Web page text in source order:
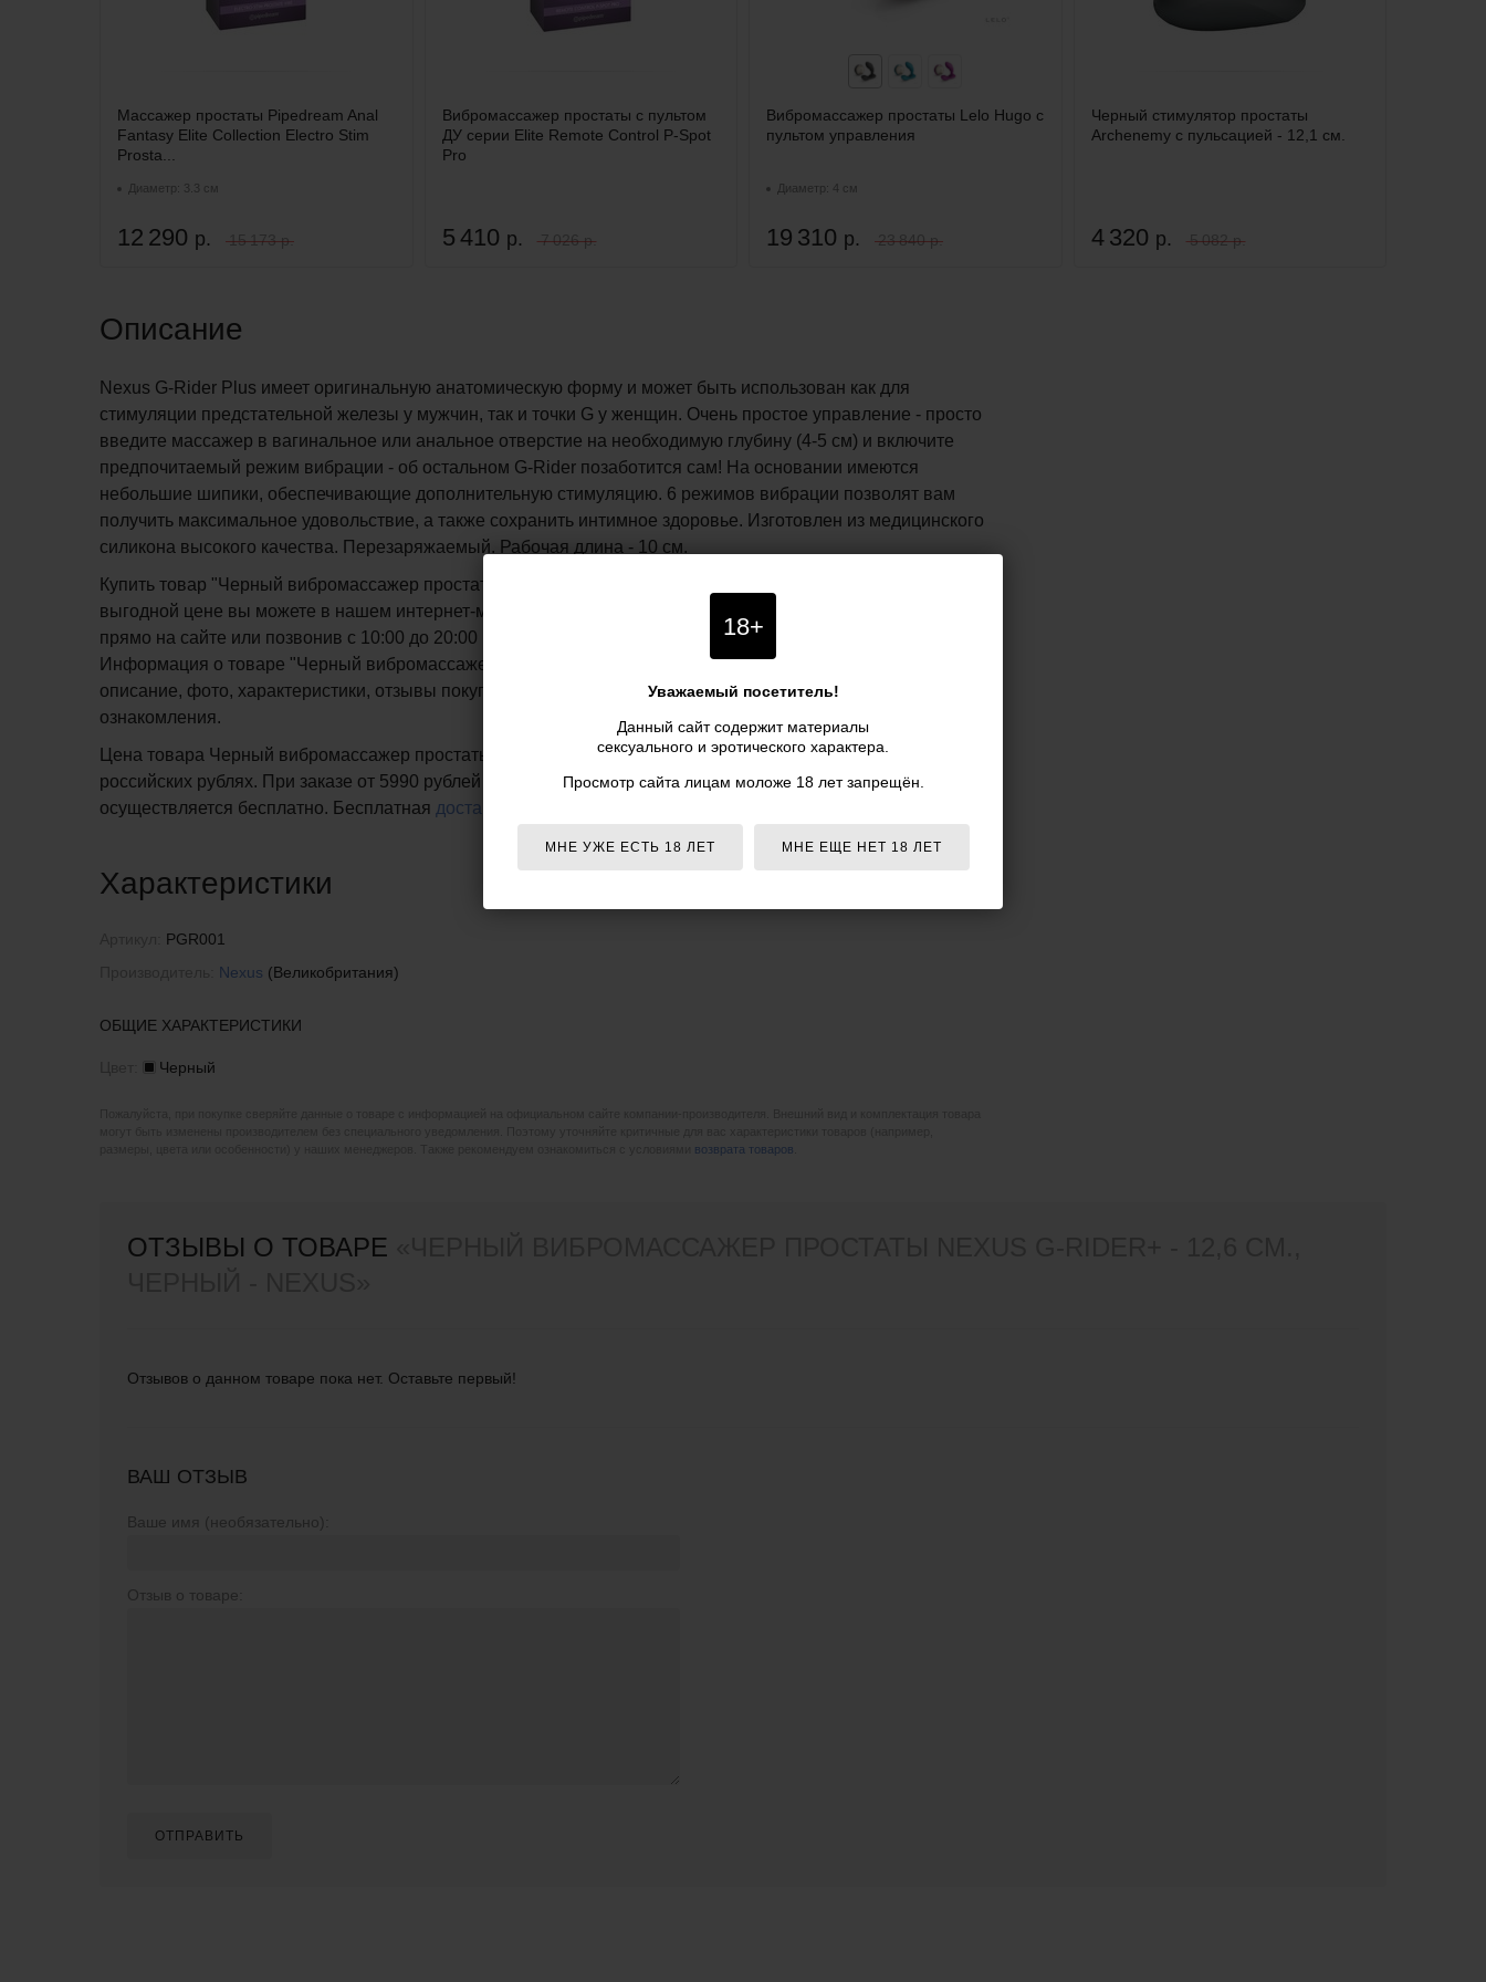
18+
Уважаемый посетитель!
Данный сайт содержит материалы
сексуального и эротического характера.
Просмотр сайта лицам моложе 18 лет запрещён.
МНЕ УЖЕ ЕСТЬ 18 ЛЕТ МНЕ ЕЩЕ НЕТ 18 ЛЕТ
Массажер простаты Pipedream Anal
Fantasy Elite Collection Electro Stim
Prosta...
Диаметр: 3.3 см
12 290 р. 15 173 р.
Вибромассажер простаты с пультом
ДУ серии Elite Remote Control P-Spot
Pro
5 410 р. 7 026 р.
Вибромассажер простаты Lelo Hugo с
пультом управления
Диаметр: 4 см
19 310 р. 23 840 р.
Черный стимулятор простаты
Archenemy с пульсацией - 12,1 см.
4 320 р. 5 082 р.
Описание
Nexus G-Rider Plus имеет оригинальную анатомическую форму и может быть использован как для
стимуляции предстательной железы у мужчин, так и точки G у женщин. Очень простое управление - просто
введите массажер в вагинальное или анальное отверстие на необходимую глубину (4-5 см) и включите
предпочитаемый режим вибрации - об остальном G-Rider позаботится сам! На основании имеются
небольшие шипики, обеспечивающие дополнительную стимуляцию. 6 режимов вибрации позволят вам
получить максимальное удовольствие, а также сохранить интимное здоровье. Изготовлен из медицинского
силикона высокого качества. Перезаряжаемый. Рабочая длина - 10 см.
Купить товар "Черный вибромассажер простаты Nexus G-Rider+ - 12,6 см., цвет черный - Nexus" по
выгодной цене вы можете в нашем интернет-магазине PIPIDU.ru. Заказать товар можно круглосуточно
прямо на сайте или позвонив с 10:00 до 20:00 (по московскому времени) нашим менеджерам.
Информация о товаре "Черный вибромассажер простаты Nexus G-Rider+ - 12,6 см., цвет черный - Nexus":
описание, фото, характеристики, отзывы покупателей, инструкция и аксессуары - представлена для
ознакомления.
Цена товара Черный вибромассажер простаты Nexus G-Rider+ - 12,6 см., черный - Nexus указана в
российских рублях. При заказе от 5990 рублей - доставка курьером по Москве и почтой по всей России
осуществляется бесплатно. Бесплатная доставка
Характеристики
PGR001
Nexus (Великобритания)
ОБЩИЕ ХАРАКТЕРИСТИКИ
Черный
возврата товаров
ОТЗЫВЫ О ТОВАРЕ
Отзывов о данном товаре пока нет. Оставьте первый!
ВАШ ОТЗЫВ
Ваше имя (необязательно):
Отзыв о товаре:
ОТПРАВИТЬ